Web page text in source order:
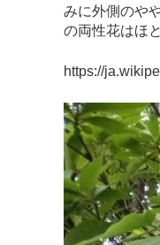
みに外側のや
の両性花はほ
https://